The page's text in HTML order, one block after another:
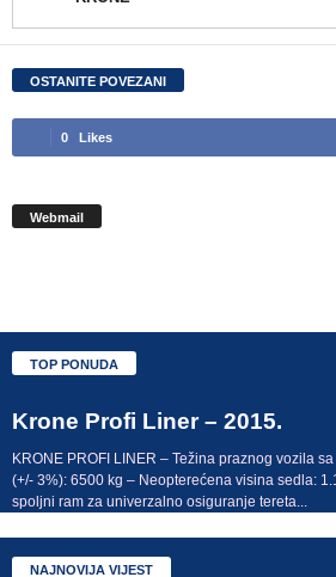
OSTANITE POVEZANI
0 Likes
Webmail
TOP PONUDA
Krone Profi Liner – 2015.
KRONE PROFI LINER – Težina praznog vozila
(+/- 3%): 6500 kg – Neopterećena visina sedla:
spoljni ram za univerzalno osiguranje tereta...